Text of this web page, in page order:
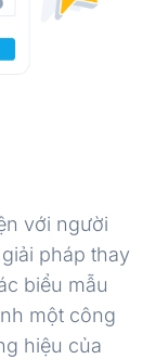
với người
pháp thay
biểu mẫu
một công
hiệu của